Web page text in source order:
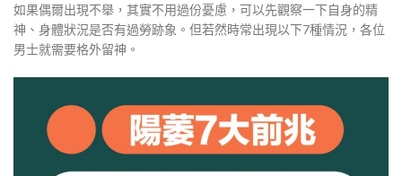
如果偶爾出現不舉，其實不用過份憂慮，可以先觀察一下自身的精
神、身體狀況是否有過勞跡象。但若然時常出現以下7種情況，各位
男士就需要格外留神。